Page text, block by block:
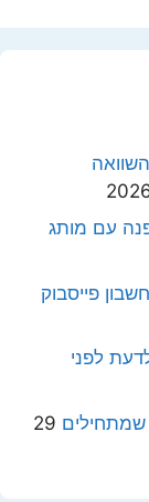
עם מותג
פייסבוק
לפני
שמתחילים 29